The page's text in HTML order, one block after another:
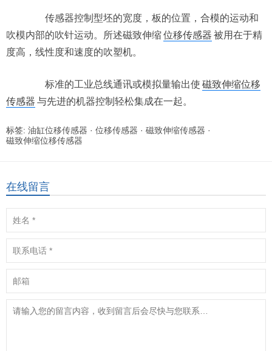
传感器控制型坯的宽度，板的位置，合模的运动和
吹模内部的吹针运动。所述磁致伸缩位移传感器 被用在于精
度高，线性度和速度的吹塑机。
标准的工业总线通讯或模拟量输出使 磁致伸缩位移
传感器 与先进的机器控制轻松集成在一起。
标签: 油缸位移传感器 · 位移传感器 · 磁致伸缩传感器 ·
磁致伸缩位移传感器
在线留言